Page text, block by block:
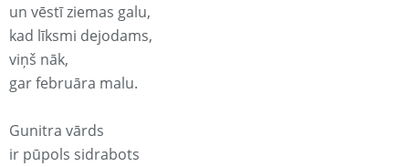
un vēstī ziemas galu,
kad līksmi dejodams,
viņš nāk,
gar februāra malu.
Gunitra vārds
ir pūpols sidrabots